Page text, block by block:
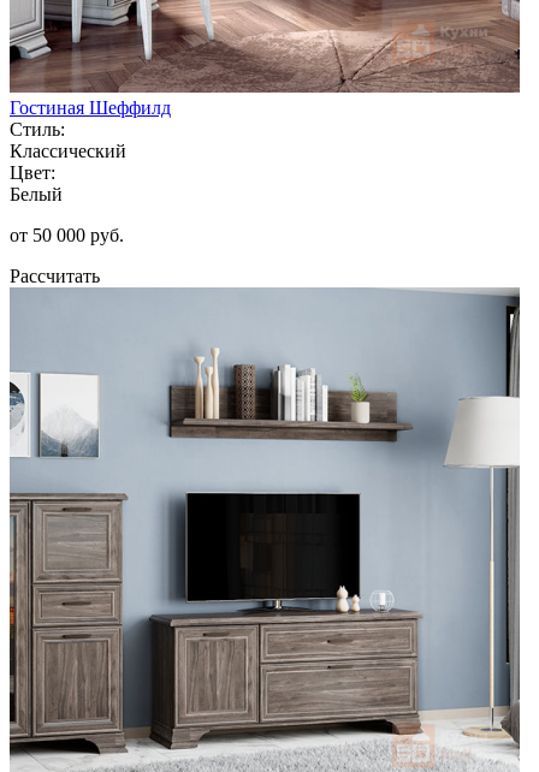
Гостиная Шеффилд
Стиль:
Классический
Цвет:
Белый
от 50 000 руб.
Рассчитать